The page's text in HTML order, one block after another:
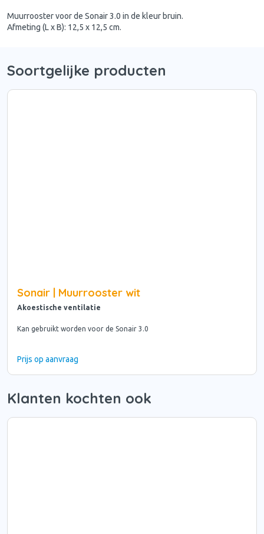
Muurrooster voor de Sonair 3.0 in de kleur bruin.
Afmeting (L x B): 12,5 x 12,5 cm.
Soortgelijke producten
Sonair | Muurrooster wit
Akoestische ventilatie
Kan gebruikt worden voor de Sonair 3.0
Prijs op aanvraag
Klanten kochten ook